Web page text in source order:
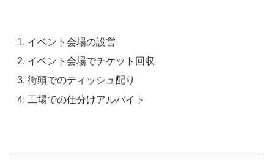
イベント会場の設営
イベント会場でチケット回収
街頭でのティッシュ配り
工場での仕分けアルバイト